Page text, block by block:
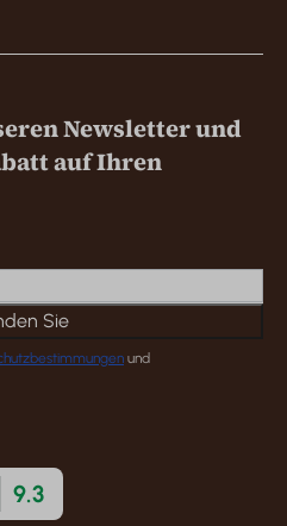
Newsletter und
auf Ihren
Sie
und
9.3